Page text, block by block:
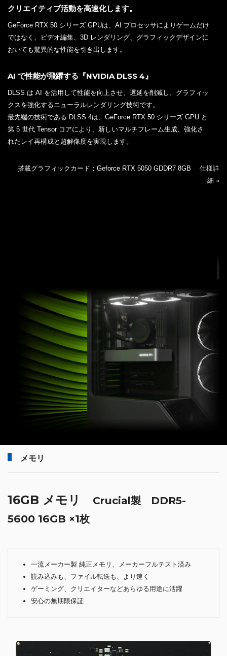
クリエイティブ活動を高速化します。
GeForce RTX 50 シリーズ GPUは、AI プロセッサによりゲームだけ
ではなく、ビデオ編集、3D レンダリング、グラフィックデザインに
おいても驚異的な性能を引き出します。
AI で性能が飛躍する『NVIDIA DLSS 4』
DLSS は AI を活用して性能を向上させ、遅延を削減し、グラフィッ
クスを強化するニューラルレンダリング技術です。
最先端の技術である DLSS 4は、GeForce RTX 50 シリーズ GPU と
第 5 世代 Tensor コアにより、新しいマルチフレーム生成、強化さ
れたレイ再構成と超解像度を実現します。
搭載グラフィックカード：Geforce RTX 5050 GDDR7 8GB 仕様詳
細 »
メモリ
16GB メモリ
Crucial製 DDR5-
5600 16GB ×1枚
一流メーカー製 純正メモリ、メーカーフルテスト済み
読み込みも、ファイル転送も、より速く
ゲーミング、クリエイターなどあらゆる用途に活躍
安心の無期限保証